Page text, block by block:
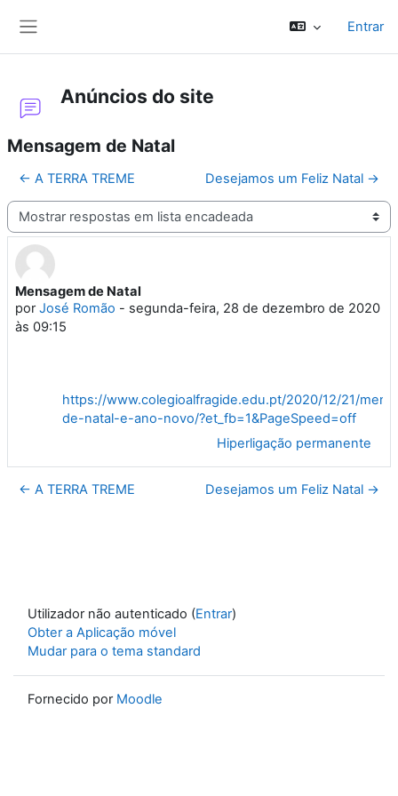
Entrar
Anúncios do site
Mensagem de Natal
← A TERRA TREME Desejamos um Feliz Natal →
Modo de visualização
Mensagem de Natal
porJosé Romão - segunda-feira, 28 de dezembro de 2020
às 09:15
Número de respostas: 0
https://www.colegioalfragide.edu.pt/2020/12/21/
de-natal-e-ano-novo/?et_fb=1&PageSpeed=off
Hiperligação permanente
← A TERRA TREME Desejamos um Feliz Natal →
Utilizador não autenticado (Entrar)
Obter a Aplicação móvel
Mudar para o tema standard
Fornecido por Moodle